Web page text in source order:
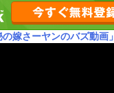
嫁さーヤンのバズ動画」